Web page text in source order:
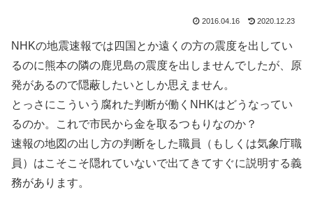
2016.04.16 2020.12.23
NHKの地震速報では四国とか遠くの方の震度を出してい
るのに熊本の隣の鹿児島の震度を出しませんでしたが、原
発があるので隠蔽したいとしか思えません。
とっさにこういう腐れた判断が働くNHKはどうなってい
るのか。これで市民から金を取るつもりなのか？
速報の地図の出し方の判断をした職員（もしくは気象庁職
員）はこそこそ隠れていないで出てきてすぐに説明する義
務があります。